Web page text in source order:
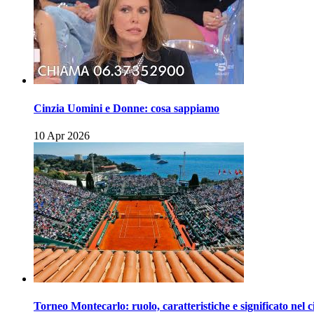
Cinzia Uomini e Donne: cosa sappiamo
10 Apr 2026
Torneo Montecarlo: ruolo, caratteristiche e significato nel